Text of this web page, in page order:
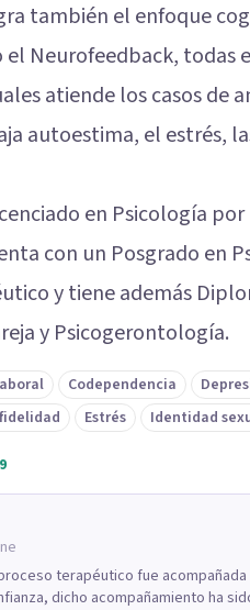
también el enfoque
Neurofeedback, todas
atiende los casos de
autoestima, el estrés,
en Psicología
con un Posgrado en
y tiene además
y Psicogerontología.
Codependencia
Estrés Identidad
terapéutico fue
dicho acompañamiento ha